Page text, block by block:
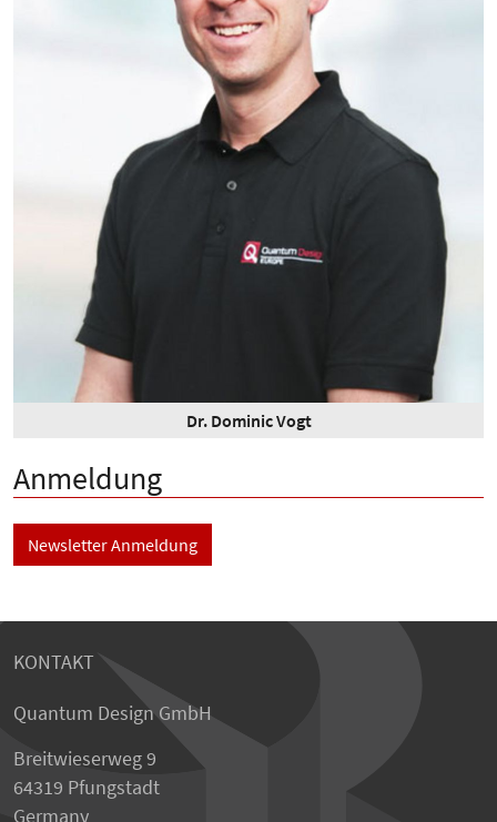
Dr. Dominic Vogt
Anmeldung
Newsletter Anmeldung
KONTAKT
Quantum Design GmbH
Breitwieserweg 9
64319 Pfungstadt
Germany